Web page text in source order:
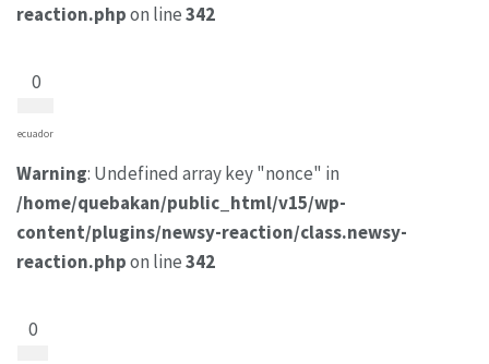
reaction.phpon line342
0
ecuador
Warning: Undefined array key "nonce" in
/home/quebakan/public_html/v15/wp-
content/plugins/newsy-reaction/class.newsy-
reaction.phpon line342
0